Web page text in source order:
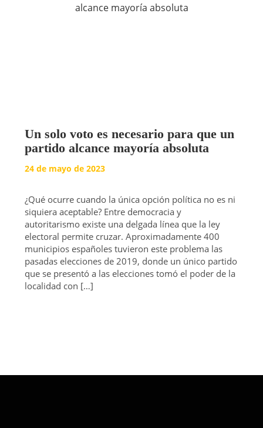
Un solo voto es necesario para que un
partido alcance mayoría absoluta
24 de mayo de 2023
¿Qué ocurre cuando la única opción política no es ni
siquiera aceptable? Entre democracia y
autoritarismo existe una delgada línea que la ley
electoral permite cruzar. Aproximadamente 400
municipios españoles tuvieron este problema las
pasadas elecciones de 2019, donde un único partido
que se presentó a las elecciones tomó el poder de la
localidad con […]